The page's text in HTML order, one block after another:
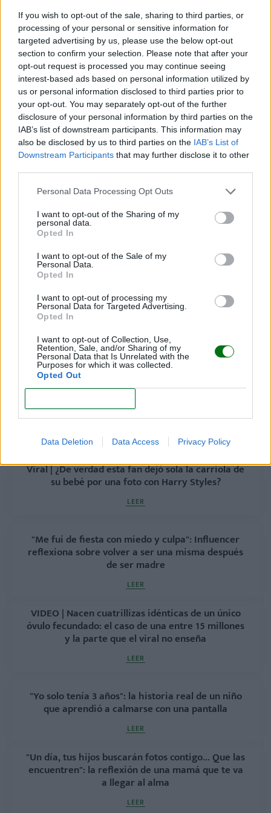
If you wish to opt-out of the sale, sharing to third parties, or
processing of your personal or sensitive information for
targeted advertising by us, please use the below opt-out
section to confirm your selection. Please note that after your
opt-out request is processed you may continue seeing
interest-based ads based on personal information utilized by
us or personal information disclosed to third parties prior to
your opt-out. You may separately opt-out of the further
disclosure of your personal information by third parties on the
IAB’s list of downstream participants. This information may
also be disclosed by us to third parties on the IAB’s List of
Downstream Participants that may further disclose it to other
Personal Data Processing Opt Outs
I want to opt-out of the Sharing of my
personal data.
Opted In
I want to opt-out of the Sale of my
Personal Data.
Opted In
I want to opt-out of processing my
Personal Data for Targeted Advertising.
Opted In
I want to opt-out of Collection, Use,
Retention, Sale, and/or Sharing of my
Personal Data that Is Unrelated with the
Purposes for which it was collected.
Opted Out
Data Deletion Data Access Privacy Policy
¿Es bueno o malo hablar a los bebés con un
lenguaje y un tono "infantilizados"?
Hablar al bebé en dos idiomas desde el
nacimiento: ¿le beneficia o lo confunde?
"No entendía que era mi hijo": despertó del coma
sin recordar que había dado a luz. ¿Qué pasó?
Viral | ¿De verdad esta fan dejó sola la carriola de
su bebé por una foto con Harry Styles?
LEER
"Me fui de fiesta con miedo y culpa": Influencer
reflexiona sobre volver a ser una misma después
de ser madre
LEER
VIDEO | Nacen cuatrillizas idénticas de un único
óvulo fecundado: el caso de una entre 15 millones
y la parte que el viral no enseña
LEER
"Yo solo tenía 3 años": la historia real de un niño
que aprendió a calmarse con una pantalla
LEER
"Un día, tus hijos buscarán fotos contigo... Que las
encuentren": la reflexión de una mamá que te va
a llegar al alma
LEER